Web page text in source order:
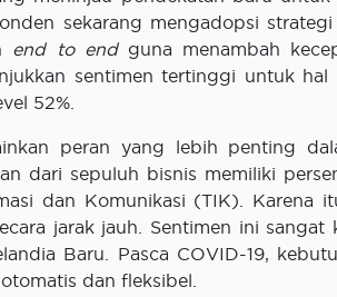
sekarang mengadopsi strategi
end to endguna menambah
sentimen tertinggi untuk
52%.
peran yang lebih penting
dari sepuluh bisnis memiliki
dan Komunikasi (TIK). Karena
jarak jauh. Sentimen ini
Baru. Pasca COVID-19,
dan fleksibel.